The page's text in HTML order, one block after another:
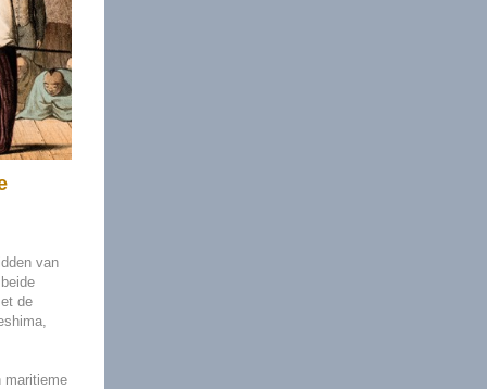
van
de
maritieme